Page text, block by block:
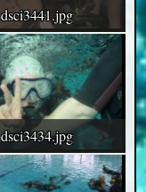
dsci3441.jpg
dsci3434.jpg